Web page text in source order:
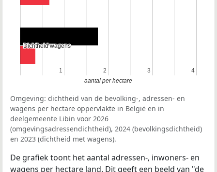
1
1 2
2 3
3 4
4
Dichtheid wagens
Dichtheid wagens
aantal per hectare
Omgeving: dichtheid van de bevolking-, adressen- en
wagens per hectare oppervlakte in België en in
deelgemeente Libin voor 2026
(omgevingsadressendichtheid), 2024 (bevolkingsdichtheid)
en 2023 (dichtheid met wagens).
De grafiek toont het aantal adressen-, inwoners- en
wagens per hectare land. Dit geeft een beeld van "de